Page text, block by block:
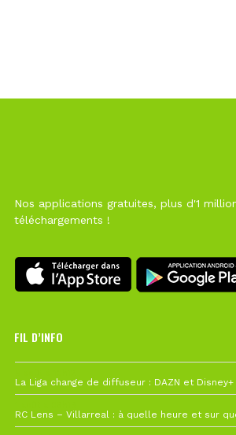
Nos applications gratuites, plus d'1
téléchargements !
FIL D’INFO